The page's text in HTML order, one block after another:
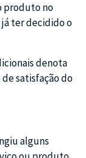
produto no
ter decidido o
denota
satisfação do
alguns